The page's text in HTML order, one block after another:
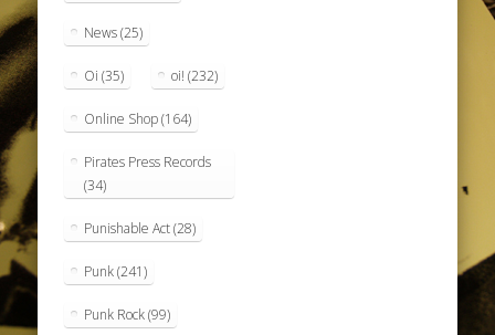
News(25)
Oi (35) oi! (232)
Online Shop(164)
Pirates Press Records
(34)
Punishable Act(28)
Punk(241)
Punk Rock(99)